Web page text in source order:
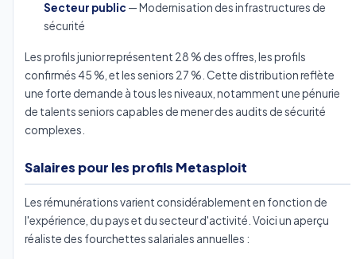
Secteur public — Modernisation des infrastructures de
sécurité
Les profils junior représentent 28 % des offres, les profils
confirmés 45 %, et les seniors 27 %. Cette distribution reflète
une forte demande à tous les niveaux, notamment une pénurie
de talents seniors capables de mener des audits de sécurité
complexes.
Salaires pour les profils Metasploit
Les rémunérations varient considérablement en fonction de
l'expérience, du pays et du secteur d'activité. Voici un aperçu
réaliste des fourchettes salariales annuelles :